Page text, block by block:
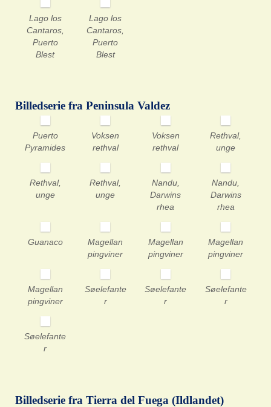
Lago los
Cantaros,
Puerto
Blest
Lago los
Cantaros,
Puerto
Blest
Billedserie fra Peninsula Valdez
Puerto
Pyramides
Voksen
rethval
Voksen
rethval
Rethval,
unge
Rethval,
unge
Rethval,
unge
Nandu,
Darwins
rhea
Nandu,
Darwins
rhea
Guanaco
Magellan
pingviner
Magellan
pingviner
Magellan
pingviner
Magellan
pingviner
Søelefante
r
Søelefante
r
Søelefante
r
Søelefante
r
Billedserie fra Tierra del Fuega (Ildlandet)